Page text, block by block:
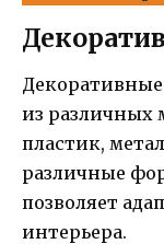
из различных
пластик,
различные
позволяет
интерьера.